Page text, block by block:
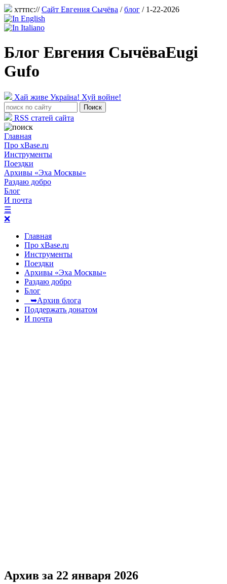
хттпс://Сайт Евгения Сычёва /блог / 1-22-2026
Блог Евгения СычёваEugi
Gufo
Хай живе Україна! Хуй войне!
RSS статей сайта
Главная
Про xBase.ru
Инструменты
Поездки
Архивы «Эха Москвы»
Раздаю добро
Блог
И почта
☰
❌
Главная
Про xBase.ru
Инструменты
Поездки
Архивы «Эха Москвы»
Раздаю добро
Блог
➥Архив блога
Поддержать донатом
И почта
Архив за 22 января 2026